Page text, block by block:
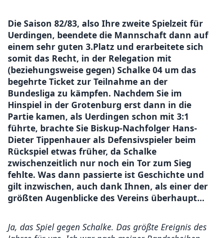
Die Saison 82/83, also Ihre zweite Spielzeit für
Uerdingen, beendete die Mannschaft dann auf
einem sehr guten 3.Platz und erarbeitete sich
somit das Recht, in der Relegation mit
(beziehungsweise gegen) Schalke 04 um das
begehrte Ticket zur Teilnahme an der
Bundesliga zu kämpfen. Nachdem Sie im
Hinspiel in der Grotenburg erst dann in die
Partie kamen, als Uerdingen schon mit 3:1
führte, brachte Sie Biskup-Nachfolger Hans-
Dieter Tippenhauer als Defensivspieler beim
Rückspiel etwas früher, da Schalke
zwischenzeitlich nur noch ein Tor zum Sieg
fehlte. Was dann passierte ist Geschichte und
gilt inzwischen, auch dank Ihnen, als einer der
größten Augenblicke des Vereins überhaupt…
Ja, das Spiel gegen Schalke. Das größte Ereignis des